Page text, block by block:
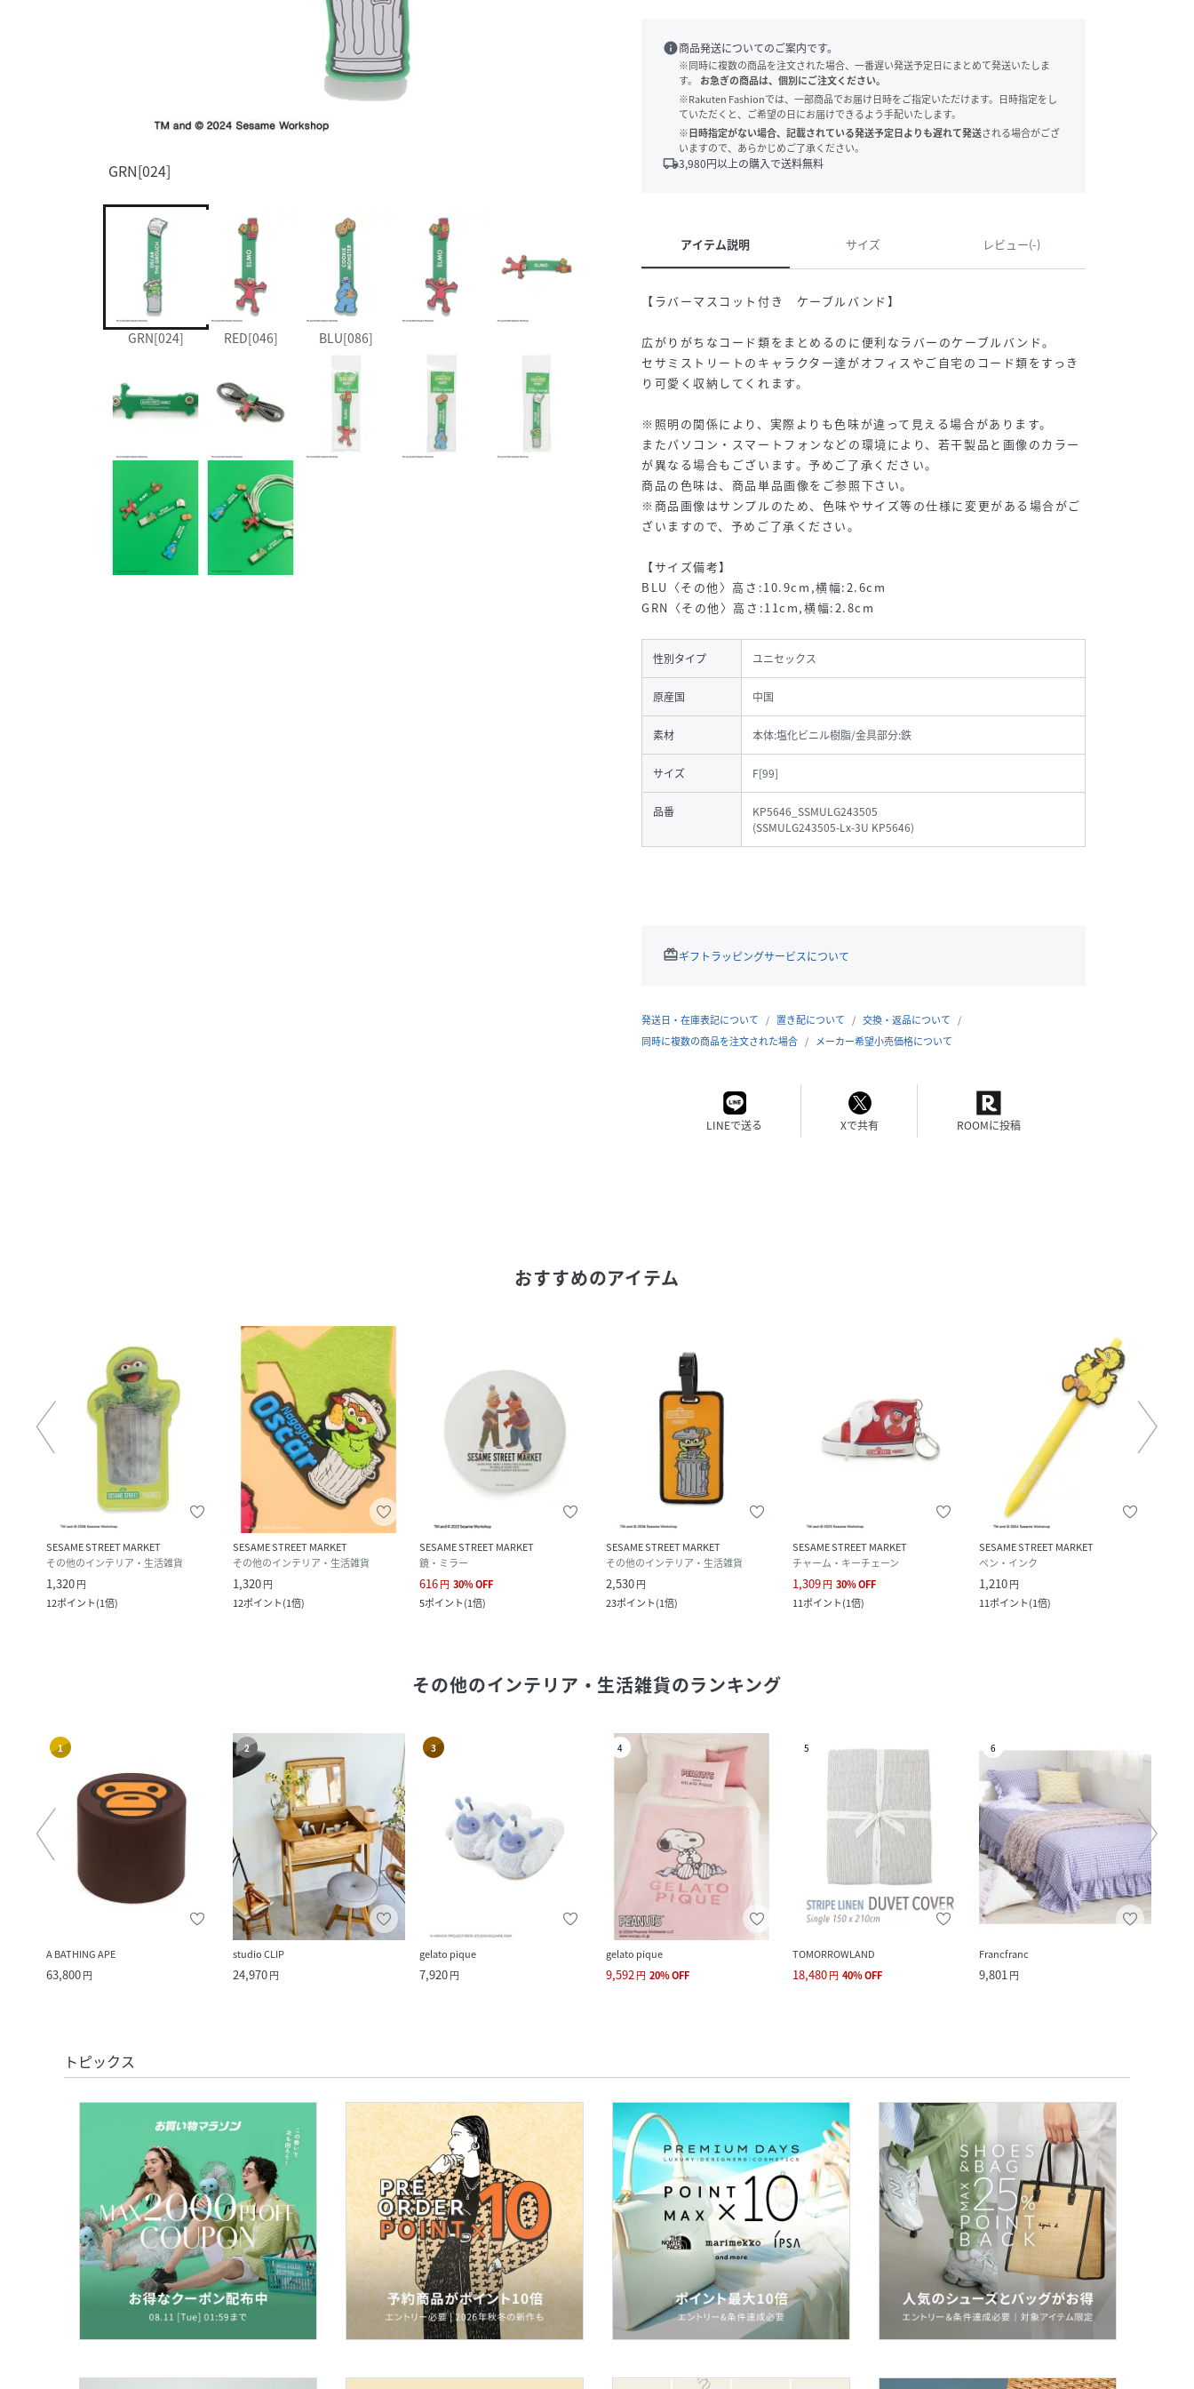
GRN[024]
GRN[024] RED[046] BLU[086]
info商品発送についてのご案内です。
※同時に複数の商品を注文された場合、一番遅い発送予定日にまとめて発送いたしま
す。
お急ぎの商品は、個別にご注文ください。
※Rakuten Fashionでは、一部商品でお届け日時をご指定いただけます。日時指定をし
ていただくと、ご希望の日にお届けできるよう手配いたします。
※日時指定がない場合、記載されている発送予定日よりも遅れて発送される場合がござ
いますので、あらかじめご了承ください。
local_shipping3,980円以上の購入で送料無料
アイテム説明 サイズ レビュー(-)
【ラバーマスコット付き ケーブルバンド】
広がりがちなコード類をまとめるのに便利なラバーのケーブルバンド。
セサミストリートのキャラクター達がオフィスやご自宅のコード類をすっき
り可愛く収納してくれます。
※照明の関係により、実際よりも色味が違って見える場合があります。
またパソコン・スマートフォンなどの環境により、若干製品と画像のカラー
が異なる場合もございます。予めご了承ください。
商品の色味は、商品単品画像をご参照下さい。
※商品画像はサンプルのため、色味やサイズ等の仕様に変更がある場合がご
ざいますので、予めご了承ください。
【サイズ備考】
BLU〈その他〉高さ:10.9cm,横幅:2.6cm
GRN〈その他〉高さ:11cm,横幅:2.8cm
性別タイプ ユニセックス
原産国 中国
素材 本体:塩化ビニル樹脂/金具部分:鉄
サイズ F[99]
品番
KP5646_SSMULG243505
(SSMULG243505-Lx-3U KP5646)
redeemギフトラッピングサービスについて
発送日・在庫表記について 置き配について
交換・返品について
同時に複数の商品を注文された場合
メーカー希望小売価格について
LINEで送る Xで共有 ROOMに投稿
おすすめのアイテム
SESAME STREET MARKET
その他のインテリア・生活雑貨
1,320円
12ポイント(1倍)
SESAME STREET MARKET
その他のインテリア・生活雑貨
1,320円
12ポイント(1倍)
SESAME STREET MARKET
鏡・ミラー
616円 30%OFF
5ポイント(1倍)
SESAME STREET MARKET
その他のインテリア・生活雑貨
2,530円
23ポイント(1倍)
SESAME STREET MARKET
チャーム・キーチェーン
1,309円 30%OFF
11ポイント(1倍)
SESAME STREET MARKET
ペン・インク
1,210円
11ポイント(1倍)
その他のインテリア・生活雑貨のランキング
1
A BATHING APE
63,800円
2
studio CLIP
24,970円
3
gelato pique
7,920円
4
gelato pique
9,592 円 20%OFF
5
TOMORROWLAND
18,480円 40%OFF
6
Francfranc
9,801 円
トピックス